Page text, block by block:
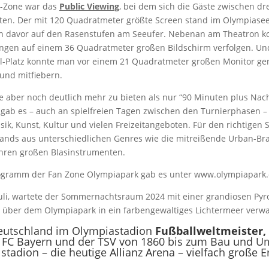
war das Public Viewing, bei dem sich die Gäste zwischen
Der mit 120 Quadratmeter größte Screen stand im
davor auf den Rasenstufen am Seeufer. Nebenan am Theatron
auf einem 36 Quadratmeter großen Bildschirm verfolgen.
Platz konnte man vor einem 21 Quadratmeter großen Monitor
mitfiebern.
aber noch deutlich mehr zu bieten als nur “90 Minuten plus
es – auch an spielfreien Tagen zwischen den Turnierphasen
Kunst, Kultur und vielen Freizeitangeboten. Für den richtigen
aus unterschiedlichen Genres wie die mitreißende Urban-
großen Blasinstrumenten.
der Fan Zone Olympiapark gab es unter
wartete der Sommernachtsraum 2024 mit einer grandiosen
dem Olympiapark in ein farbengewaltiges Lichtermeer
im Olympiastadion Fußballweltmeister,
Bayern und der TSV von 1860 bis zum Bau und
– die heutige Allianz Arena – vielfach große